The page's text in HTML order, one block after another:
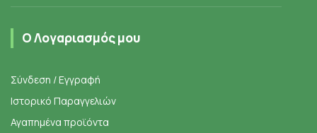
Ο Λογαριασμός μου
Σύνδεση / Εγγραφή
Ιστορικό Παραγγελιών
Αγαπημένα προϊόντα